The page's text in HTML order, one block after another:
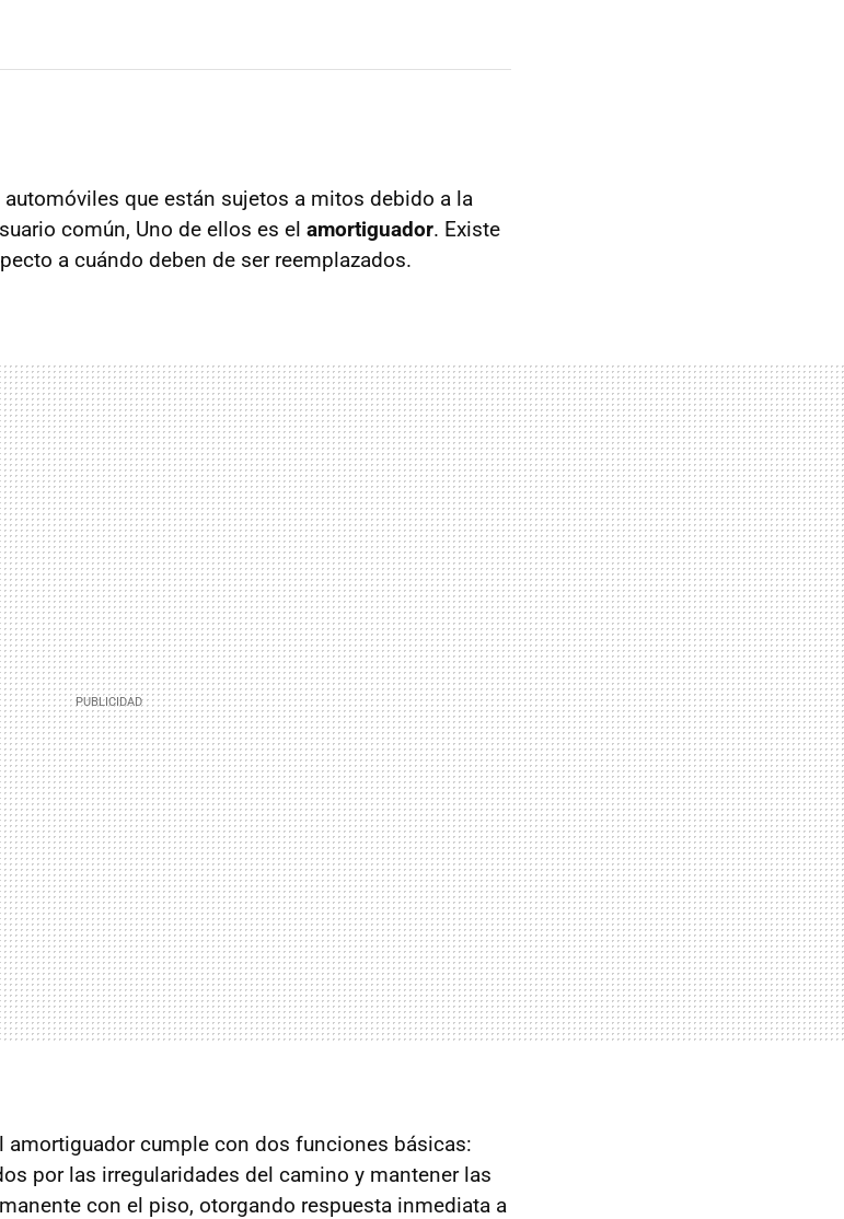
que están sujetos a mitos debido a la
común, Uno de ellos es el amortiguador. Existe
a cuándo deben de ser reemplazados.
amortiguador cumple con dos funciones básicas:
por las irregularidades del camino y mantener las
con el piso, otorgando respuesta inmediata a